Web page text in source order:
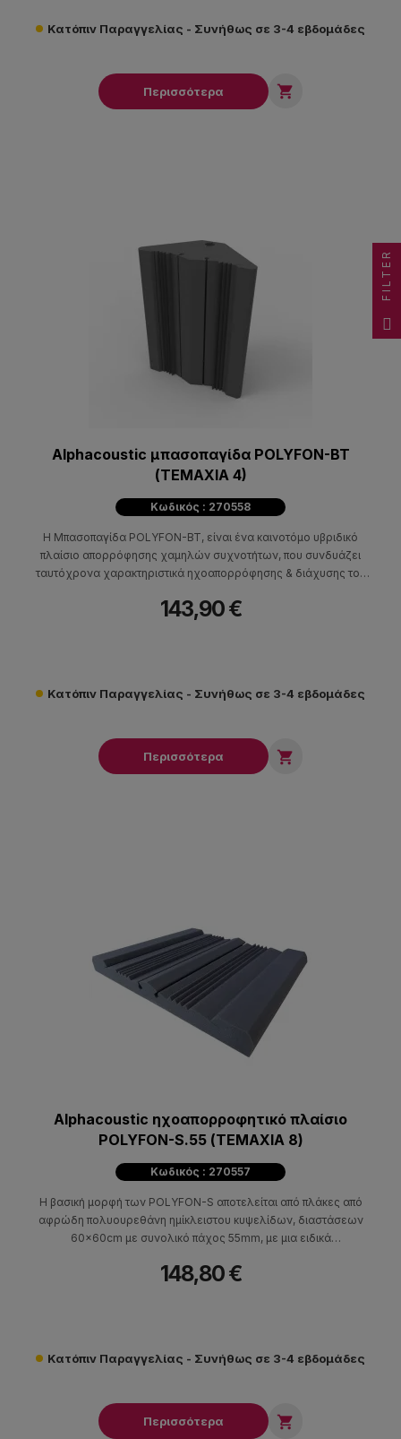
Κατόπιν Παραγγελίας - Συνήθως σε 3-4 εβδομάδες
Περισσότερα 
Alphacoustic μπασοπαγίδα POLYFON-BT
(ΤΕΜΑΧΙΑ 4)
Κωδικός : 270558
Η Μπασοπαγίδα POLYFON-BT, είναι ένα καινοτόμο υβριδικό
πλαίσιο απορρόφησης χαμηλών συχνοτήτων, που συνδυάζει
ταυτόχρονα χαρακτηριστικά ηχοαπορρόφησης & διάχυσης του
143,90 €
Κατόπιν Παραγγελίας - Συνήθως σε 3-4 εβδομάδες
Περισσότερα 
Alphacoustic ηχοαπορροφητικό πλαίσιο
POLYFON-S.55 (ΤΕΜΑΧΙΑ 8)
Κωδικός : 270557
Η βασική μορφή των POLYFON-S αποτελείται από πλάκες από
αφρώδη πολυουρεθάνη ημίκλειστου κυψελίδων, διαστάσεων
60x60cm με συνολικό πάχος 55mm, με μια ειδικά
εντυπωσιακό πρωτοποριακό σχεδιασμό.
148,80 €
Κατόπιν Παραγγελίας - Συνήθως σε 3-4 εβδομάδες
Περισσότερα 
FILTER